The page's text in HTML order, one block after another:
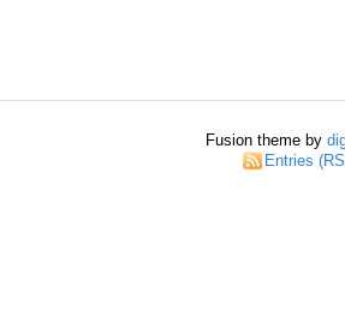
Fusion theme by
Entries